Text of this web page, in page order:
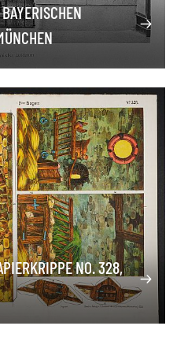
NO. 328,